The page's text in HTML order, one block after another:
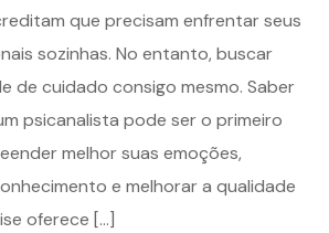
que precisam enfrentar seus
sozinhas. No entanto, buscar
de cuidado consigo mesmo. Saber
psicanalista pode ser o primeiro
melhor suas emoções,
e melhorar a qualidade
oferece […]